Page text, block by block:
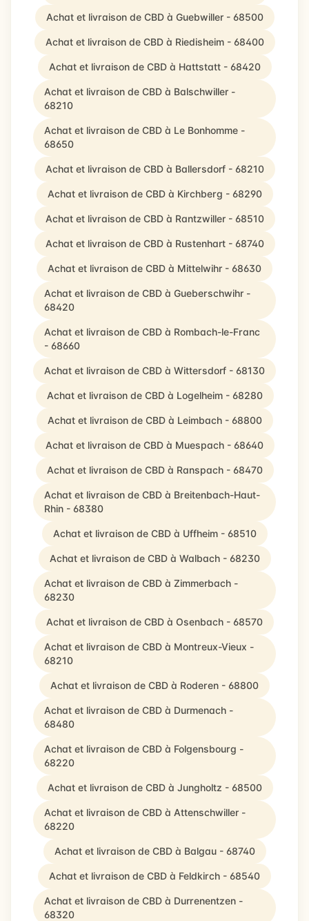
Achat et livraison de CBD à Guebwiller - 68500
Achat et livraison de CBD à Riedisheim - 68400
Achat et livraison de CBD à Hattstatt - 68420
Achat et livraison de CBD à Balschwiller -
68210
Achat et livraison de CBD à Le Bonhomme -
68650
Achat et livraison de CBD à Ballersdorf - 68210
Achat et livraison de CBD à Kirchberg - 68290
Achat et livraison de CBD à Rantzwiller - 68510
Achat et livraison de CBD à Rustenhart - 68740
Achat et livraison de CBD à Mittelwihr - 68630
Achat et livraison de CBD à Gueberschwihr -
68420
Achat et livraison de CBD à Rombach-le-Franc
- 68660
Achat et livraison de CBD à Wittersdorf - 68130
Achat et livraison de CBD à Logelheim - 68280
Achat et livraison de CBD à Leimbach - 68800
Achat et livraison de CBD à Muespach - 68640
Achat et livraison de CBD à Ranspach - 68470
Achat et livraison de CBD à Breitenbach-Haut-
Rhin - 68380
Achat et livraison de CBD à Uffheim - 68510
Achat et livraison de CBD à Walbach - 68230
Achat et livraison de CBD à Zimmerbach -
68230
Achat et livraison de CBD à Osenbach - 68570
Achat et livraison de CBD à Montreux-Vieux -
68210
Achat et livraison de CBD à Roderen - 68800
Achat et livraison de CBD à Durmenach -
68480
Achat et livraison de CBD à Folgensbourg -
68220
Achat et livraison de CBD à Jungholtz - 68500
Achat et livraison de CBD à Attenschwiller -
68220
Achat et livraison de CBD à Balgau - 68740
Achat et livraison de CBD à Feldkirch - 68540
Achat et livraison de CBD à Durrenentzen -
68320